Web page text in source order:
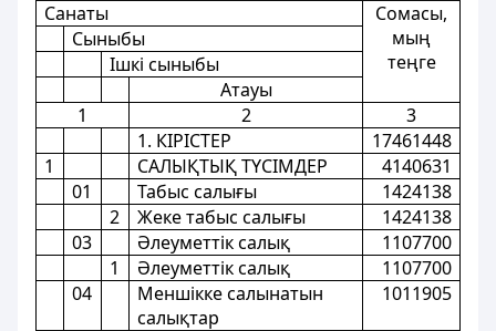
Санаты
Сомасы,
мың
теңге
Сыныбы
Iшкі сыныбы
Атауы
1
2
3
1. КІРІСТЕР
17461448
1
САЛЫҚТЫҚ ТҮСІМДЕР
4140631
01
Табыс салығы
1424138
2
Жеке табыс салығы
1424138
03
Әлеуметтік салық
1107700
1
Әлеуметтік салық
1107700
04
Меншікке салынатын
салықтар
1011905